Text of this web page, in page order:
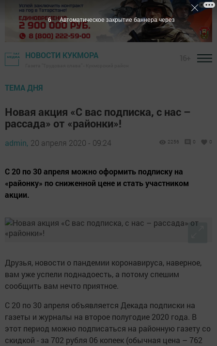
НОВОСТИ КУКМОРА
ТЕМА ДНЯ
Новая акция «С вас подписка, с нас –
рассада» от «районки»!
admin, 20 апреля 2020 - 09:24 2256 0 0
С 20 по 30 апреля можно оформить подписку на
«районку» по сниженной цене и стать участником
акции.
Друзья, новости о пандемии коронавируса, наверное,
вам уже успели поднадоесть, а потому спешим
сообщить вам нечто приятное.
С 20 по 30 апреля объявляется Декада подписки на
газеты и журналы на второе полугодие 2020 года. В
этот период можно подписаться на районную газету со
скидкой - за 702 рубля 06 копеек (обычная цена – 762
4 Автоматическое закрытие баннера через